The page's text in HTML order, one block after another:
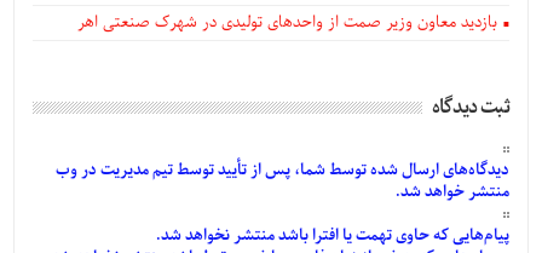
بازدید معاون وزیر صمت از واحدهای تولیدی در شهرک صنعتی اهر
ثبت دیدگاه
دیدگاه‌هایارسالشدهتوسط شما، پس ازتأییدتوسط تیم مدیریت در وب
منتشر خواهد شد.
پیام‌هاییکه حاوی تهمت یا افترا باشد منتشر نخواهد شد.